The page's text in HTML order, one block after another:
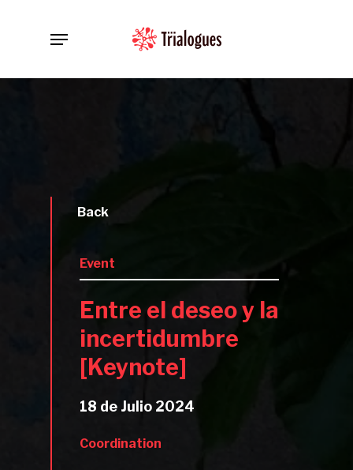
Menu
Back
Event
Entre el deseo y la
incertidumbre
[Keynote]
18 de Julio 2024
Coordination